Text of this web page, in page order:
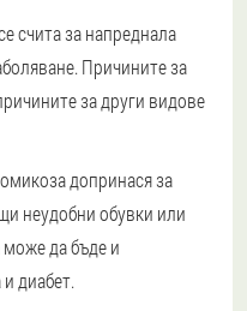
счита за напреднала
Причините за
за други видове
допринася за
неудобни обувки или
да бъде и
диабет.